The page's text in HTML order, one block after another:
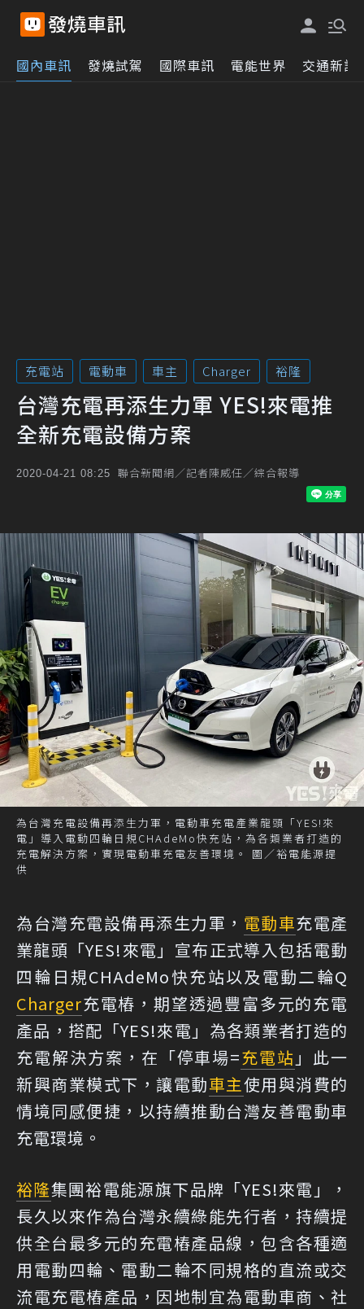
國內車訊 發燒試駕 國際車訊 電能世界 交通新訊
充電站 電動車 車主 Charger 裕隆
台灣充電再添生力軍 YES!來電推
全新充電設備方案
2020-04-21 08:25 聯合新聞網／記者陳威任／綜合報導
為台灣充電設備再添生力軍，電動車充電產業龍頭「YES!來
電」導入電動四輪日規CHAdeMo快充站，為各類業者打造的
充電解決方案，實現電動車充電友善環境。 圖／裕電能源提
供
為台灣充電設備再添生力軍， 電動車充電產
業龍頭「YES!來電」宣布正式導入包括電動
四輪日規CHAdeMo快充站以及電動二輪Q
Charger充電樁，期望透過豐富多元的充電
產品，搭配「YES!來電」為各類業者打造的
充電解決方案，在「停車場=充電站 」此一
新興商業模式下，讓電動車主使用與消費的
情境同感便捷，以持續推動台灣友善電動車
充電環境。
裕隆集團裕電能源旗下品牌「YES!來電」，
長久以來作為台灣永續綠能先行者，持續提
供全台最多元的充電樁產品線，包含各種適
用電動四輪、電動二輪不同規格的直流或交
流電充電樁產品，因地制宜為電動車商、社